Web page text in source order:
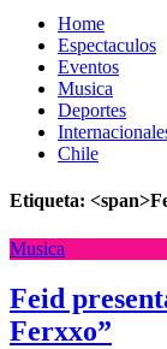
Home
Espectaculos
Eventos
Musica
Deportes
Chile
Etiqueta:
Musica
Feid
Ferxxo”